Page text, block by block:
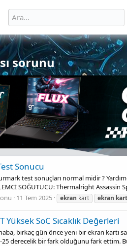
sorunu
Sonucu
test sonuçları normal midir ?
SOĞUTUCU: Thermalright
11 Tem 2025 ekran kart ekran
Yüksek SoC Sıcaklık Değerleri
birkaç gün önce yeni bir ekran kartı
25 derecelik bir fark olduğunu fark ettim.